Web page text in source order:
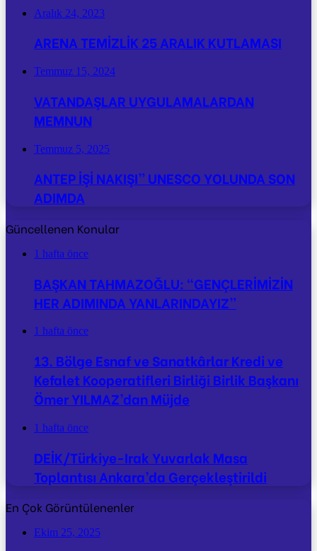
Aralık 24, 2023
ARENA TEMİZLİK 25 ARALIK KUTLAMASI
Temmuz 15, 2024
VATANDAŞLAR UYGULAMALARDAN
MEMNUN
Temmuz 5, 2025
ANTEP İŞİ NAKIŞI” UNESCO YOLUNDA SON
ADIMDA
Güncellenen Konular
1 hafta önce
BAŞKAN TAHMAZOĞLU: “GENÇLERİMİZİN
HER ADIMINDA YANLARINDAYIZ”
1 hafta önce
13. Bölge Esnaf ve Sanatkârlar Kredi ve
Kefalet Kooperatifleri Birliği Birlik Başkanı
Ömer YILMAZ’dan Müjde
1 hafta önce
DEİK/Türkiye-Irak Yuvarlak Masa
Toplantısı Ankara’da Gerçekleştirildi
En Çok Görüntülenenler
Ekim 25, 2025